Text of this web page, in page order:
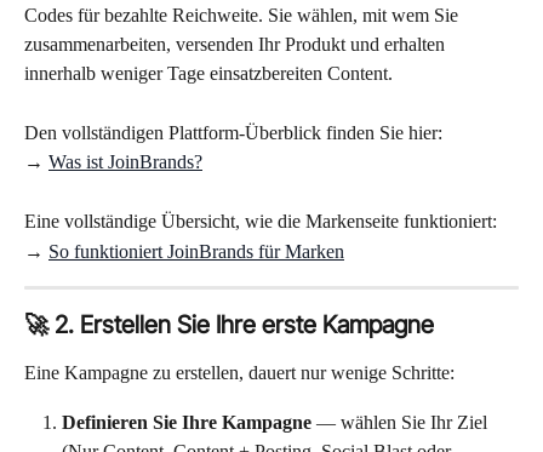
Codes für bezahlte Reichweite. Sie wählen, mit wem Sie
zusammenarbeiten, versenden Ihr Produkt und erhalten
innerhalb weniger Tage einsatzbereiten Content.
Den vollständigen Plattform-Überblick finden Sie hier:
→ Was ist JoinBrands?
Eine vollständige Übersicht, wie die Markenseite funktioniert:
→ So funktioniert JoinBrands für Marken
🚀 2. Erstellen Sie Ihre erste Kampagne
Eine Kampagne zu erstellen, dauert nur wenige Schritte:
Definieren Sie Ihre Kampagne — wählen Sie Ihr Ziel